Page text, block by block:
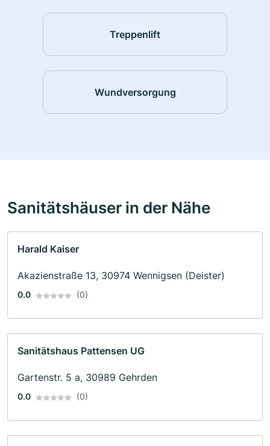
Treppenlift
Wundversorgung
Sanitätshäuser in der Nähe
Harald Kaiser
Akazienstraße 13, 30974 Wennigsen (Deister)
0.0 (0)
Sanitätshaus Pattensen UG
Gartenstr. 5 a, 30989 Gehrden
0.0 (0)